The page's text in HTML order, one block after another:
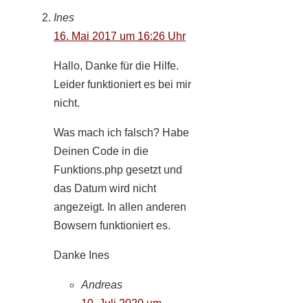
Ines
16. Mai 2017 um 16:26 Uhr
Hallo, Danke für die Hilfe.
Leider funktioniert es bei mir
nicht.
Was mach ich falsch? Habe
Deinen Code in die
Funktions.php gesetzt und
das Datum wird nicht
angezeigt. In allen anderen
Bowsern funktioniert es.
Danke Ines
Andreas